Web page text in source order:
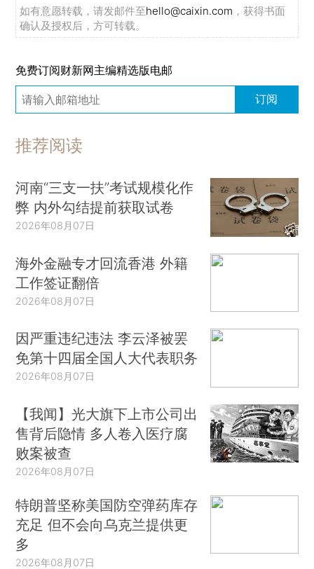
如有意愿转载，请发邮件至hello@caixin.com ，获得书面
确认及授权后，方可转载。
免费订阅财新网主编精选版电邮
订阅
推荐阅读
河南“三支一扶”考试规模化作
弊 内外勾结提前获取试卷
2026年08月07日
海外金融专才回流香港 外籍
工作签证翻倍
2026年08月07日
因严重违纪违法 李云泽被罢
免第十四届全国人大代表职务
2026年08月07日
【我闻】光大旗下上市公司出
售背后隐情 多人卷入医疗腐
败案被查
2026年08月07日
特朗普坚称美国防空弹药库存
充足 但不会向乌克兰提供更
多
2026年08月07日